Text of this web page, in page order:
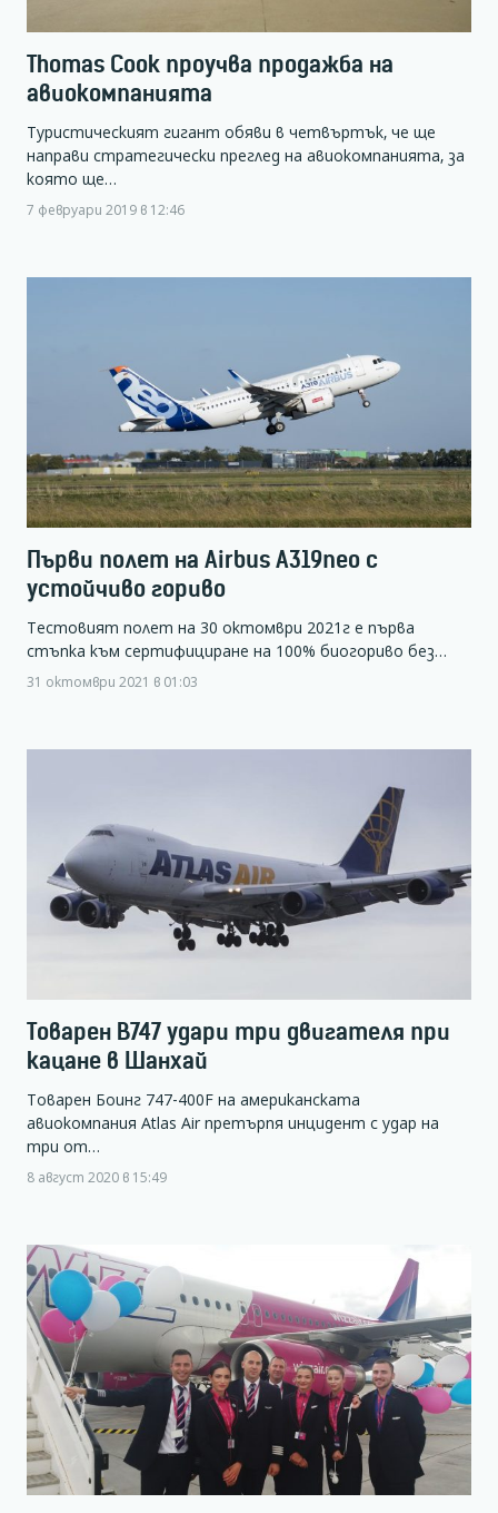
Thomas Cook проучва продажба на
авиокомпанията
Туристическият гигант обяви в четвъртък, че ще
направи стратегически преглед на авиокомпанията, за
която ще…
7 февруари 2019 в 12:46
Първи полет на Airbus А319neo с
устойчиво гориво
Тестовият полет на 30 октомври 2021г е първа
стъпка към сертифициране на 100% биогориво без…
31 октомври 2021 в 01:03
Товарен B747 удари три двигателя при
кацане в Шанхай
Товарен Боинг 747-400F на американската
авиокомпания Atlas Air претърпя инцидент с удар на
три от…
8 август 2020 в 15:49